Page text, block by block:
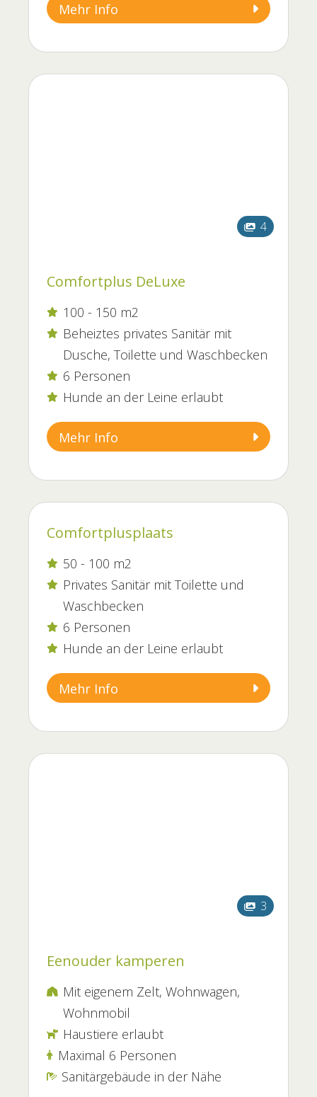
Mehr Info
4
Comfortplus DeLuxe
 100 - 150 m2
 6 Personen

Beheiztes privates Sanitär mit
Dusche, Toilette und Waschbecken
 Hunde an der Leine erlaubt
Mehr Info
Comfortplusplaats
 50 - 100 m2
 6 Personen

Privates Sanitär mit Toilette und
Waschbecken
 Hunde an der Leine erlaubt
Mehr Info
3
Eenouder kamperen
 Mit eigenem Zelt, Wohnwagen,
Wohnmobil
 Maximal 6 Personen
 Haustiere erlaubt
 Sanitärgebäude in der Nähe